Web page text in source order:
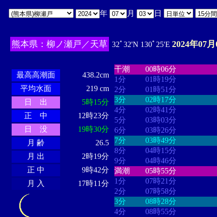
年 月 日
熊本県：柳ノ瀬戸／天草 32ﾟ32'N 130ﾟ25'E 2024年07
最高高潮面
438.2cm
平均水面
219 cm
日 出
5時15分
正 中
12時23分
日 没
19時30分
月 齢
26.5
月 出
2時19分
正 中
9時42分
月 入
17時11分
干潮
00時06分
1分
01時19分
2分
01時51分
3分
02時17分
4分
02時41分
5分
03時03分
6分
03時26分
7分
03時49分
8分
04時15分
9分
04時46分
満潮
05時55分
1分
07時21分
2分
07時58分
3分
08時28分
4分
08時55分